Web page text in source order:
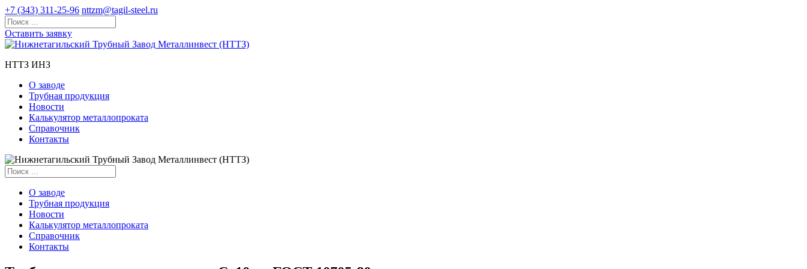
+7 (343) 311-25-96 nttzm@tagil-steel.ru
Оставить заявку
НТТЗ ИНЗ
О заводе
Трубная продукция
Новости
Калькулятор металлопроката
Справочник
Контакты
О заводе
Трубная продукция
Новости
Калькулятор металлопроката
Справочник
Контакты